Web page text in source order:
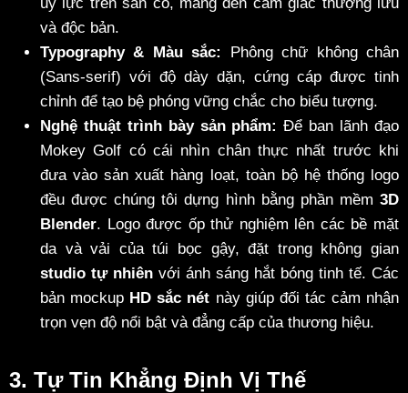
và độc bản.
Typography & Màu sắc:
Phông chữ không chân
(Sans-serif) với độ dày dặn, cứng cáp được tinh
chỉnh để tạo bệ phóng vững chắc cho biểu tượng.
Nghệ thuật trình bày sản phẩm: Để ban lãnh đạo
Mokey Golf có cái nhìn chân thực nhất trước khi
đưa vào sản xuất hàng loạt, toàn bộ hệ thống logo
đều được chúng tôi dựng hình bằng phần mềm 3D
Blender. Logo được ốp thử nghiệm lên các bề mặt
da và vải của túi bọc gậy, đặt trong không gian
studio tự nhiên với ánh sáng hắt bóng tinh tế. Các
bản mockup HD sắc nét này giúp đối tác cảm nhận
trọn vẹn độ nổi bật và đẳng cấp của thương hiệu.
3. Tự Tin Khẳng Định Vị Thế